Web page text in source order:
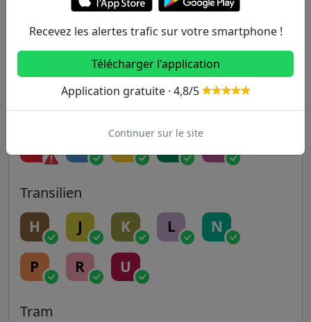
9 10 11 12 13
RER
Transilien
H J K L N
P R U
Tram
Recevez les alertes trafic sur votre smartphone !
Télécharger l'application
Application gratuite · 4,8/5
Continuer sur le site